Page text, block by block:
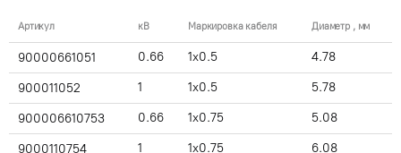
Артикул кВ Маркировка кабеля Диаметр , мм
90000661051 0.66 1x0.5 4.78
900011052 1 1x0.5 5.78
900006610753 0.66 1x0.75 5.08
9000110754 1 1x0.75 6.08